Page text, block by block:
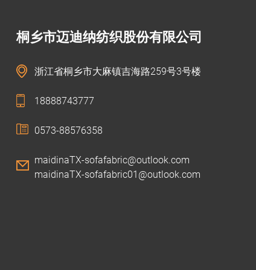
桐乡市迈迪纳纺织股份有限公司
浙江省桐乡市大麻镇吉海路259号3号楼
18888743777
0573-88576358
maidinaTX-sofafabric@outlook.com
maidinaTX-sofafabric01@outlook.com